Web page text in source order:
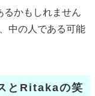
るかもしれません
中の人である可能
とRitakaの笑